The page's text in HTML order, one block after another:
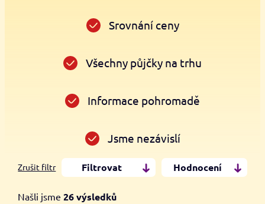
Srovnání ceny
Všechny půjčky na trhu
Informace pohromadě
Jsme nezávislí
Zrušit filtr Filtrovat Hodnocení
Našli jsme26výsledků